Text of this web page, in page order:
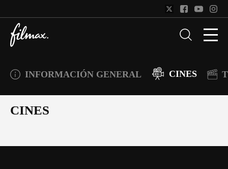
INFORMACIÓN GENERAL CINES
CINES